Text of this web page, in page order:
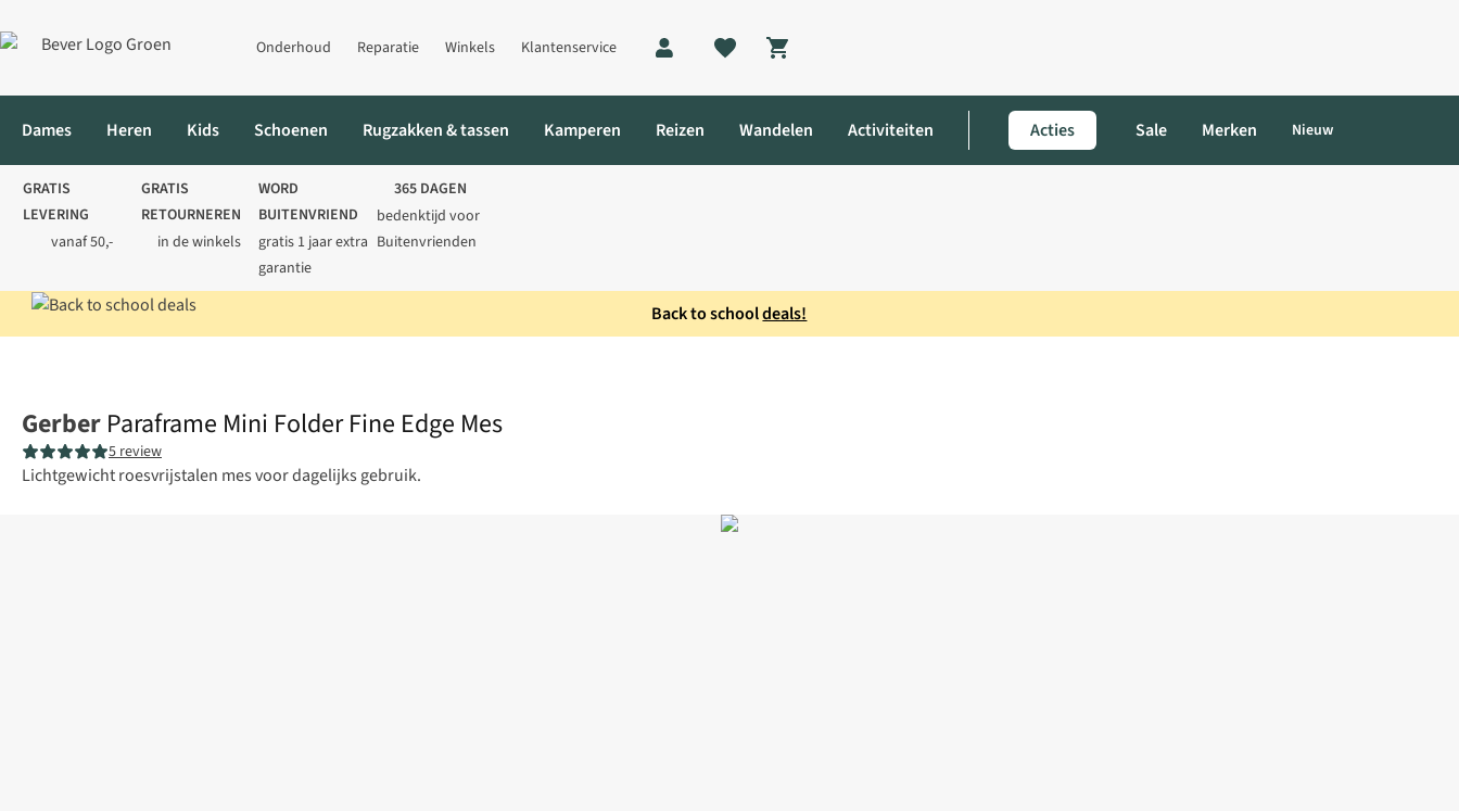
Onderhoud Reparatie Winkels Klantenservice
Shopping cart
Dames Heren Kids Schoenen Rugzakken & tassen Kamperen Reizen Wandelen Activiteiten Acties Sale Merken Nieuw
GRATIS
LEVERING
vanaf 50,-
GRATIS
RETOURNEREN
in de winkels
WORD
BUITENVRIEND
gratis 1 jaar extra
garantie
365 DAGEN
bedenktijd voor
Buitenvrienden
Back to schooldeals!
Gerber Paraframe Mini Folder Fine Edge Mes
5 review
Lichtgewicht roesvrijstalen mes voor dagelijks gebruik.